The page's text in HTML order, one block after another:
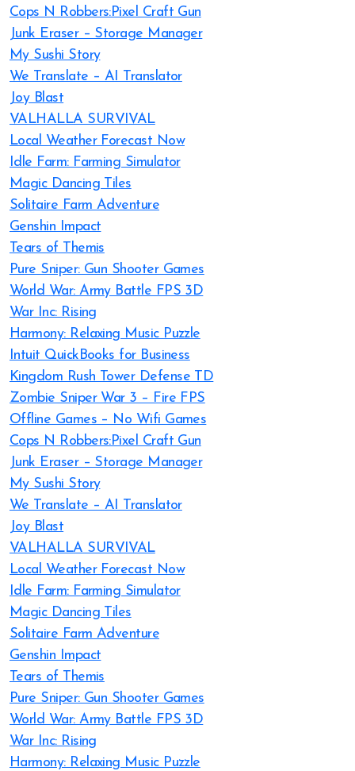
Cops N Robbers:Pixel Craft Gun
Junk Eraser – Storage Manager
My Sushi Story
We Translate – AI Translator
Joy Blast
VALHALLA SURVIVAL
Local Weather Forecast Now
Idle Farm: Farming Simulator
Magic Dancing Tiles
Solitaire Farm Adventure
Genshin Impact
Tears of Themis
Pure Sniper: Gun Shooter Games
World War: Army Battle FPS 3D
War Inc: Rising
Harmony: Relaxing Music Puzzle
Intuit QuickBooks for Business
Kingdom Rush Tower Defense TD
Zombie Sniper War 3 – Fire FPS
Offline Games – No Wifi Games
Cops N Robbers:Pixel Craft Gun
Junk Eraser – Storage Manager
My Sushi Story
We Translate – AI Translator
Joy Blast
VALHALLA SURVIVAL
Local Weather Forecast Now
Idle Farm: Farming Simulator
Magic Dancing Tiles
Solitaire Farm Adventure
Genshin Impact
Tears of Themis
Pure Sniper: Gun Shooter Games
World War: Army Battle FPS 3D
War Inc: Rising
Harmony: Relaxing Music Puzzle